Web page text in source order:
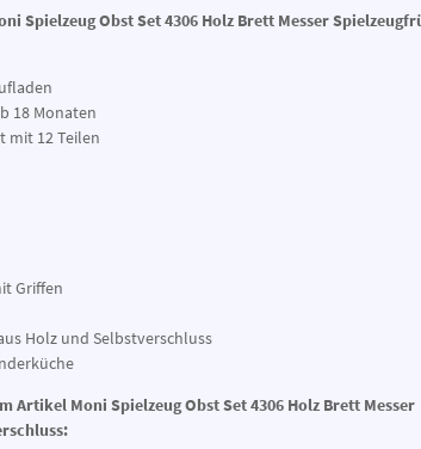
Spielzeug Obst Set 4306 Holz Brett Messer
18 Monaten
mit 12 Teilen
Griffen
Holz und Selbstverschluss
Artikel Moni Spielzeug Obst Set 4306 Holz Brett Messer